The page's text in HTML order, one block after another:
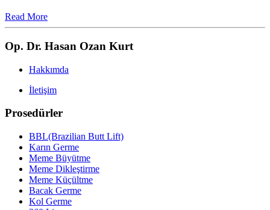
Read More
Op. Dr. Hasan Ozan Kurt
Hakkımda
İletişim
Prosedürler
BBL(Brazilian Butt Lift)
Karın Germe
Meme Büyütme
Meme Dikleştirme
Meme Küçültme
Bacak Germe
Kol Germe